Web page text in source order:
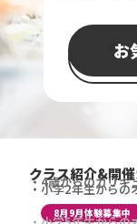
お
クラス紹介&開
4歳からのカリキ
小学2年生からの
8月9月体験募集中